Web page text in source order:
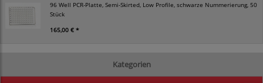
96 Well PCR-Platte, Semi-Skirted, Low Profile, schwarze Nummerierung, 50
Stück
165,00 € *
Kategorien